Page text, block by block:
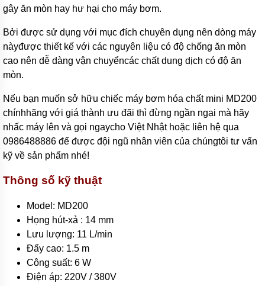
thường
gọi
các
loại
bơm
hóa
Xuất
xứ
máy
bơm
hóa
chất
Thương
hóa
chất
bánh
răng
gây ăn mòn hay hư hại cho máy bơm.
Bởi được sử dụng với mục đích chuyên dụng nên dòng máy
nàyđược thiết kế với các nguyên liệu có độ chống ăn mòn
cao nên dễ dàng vận chuyểncác chất dung dịch có độ ăn
mòn.
Nếu bạn muốn sở hữu chiếc máy bơm hóa chất mini MD200
chínhhãng với giá thành ưu đãi thì đừng ngần ngại mà hãy
nhấc máy lên và gọi ngaycho Việt Nhật hoặc liên hệ qua
0986488886 để được đội ngũ nhân viên của chúngtôi tư vấn
kỹ về sản phẩm nhé!
Thông số kỹ thuật
Model: MD200
Họng hút-xả : 14 mm
Lưu lượng: 11 L/min
Đẩy cao: 1.5 m
Công suất: 6 W
Điện áp: 220V / 380V